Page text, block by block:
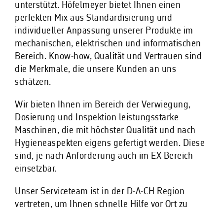
unterstützt. Höfelmeyer bietet Ihnen einen
perfekten Mix aus Standardisierung und
individueller Anpassung unserer Produkte im
mechanischen, elektrischen und informatischen
Bereich. Know-how, Qualität und Vertrauen sind
die Merkmale, die unsere Kunden an uns
schätzen.
Wir bieten Ihnen im Bereich der Verwiegung,
Dosierung und Inspektion leistungsstarke
Maschinen, die mit höchster Qualität und nach
Hygieneaspekten eigens gefertigt werden. Diese
sind, je nach Anforderung auch im EX-Bereich
einsetzbar.
Unser Serviceteam ist in der D-A-CH Region
vertreten, um Ihnen schnelle Hilfe vor Ort zu